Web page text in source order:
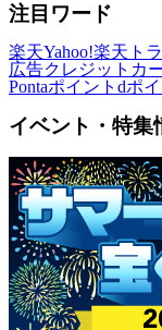
注目ワード
楽天Yahoo!楽天ト
広告クレジットカ
Pontaポイント dポ
イベント・特集